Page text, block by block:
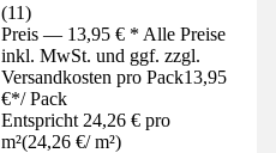
(11)
Preis — 13,95 € * Alle Preise
inkl. MwSt. und ggf. zzgl.
Versandkosten pro Pack13,95
€*/ Pack
Entspricht 24,26 € pro
m²(24,26 €/ m²)